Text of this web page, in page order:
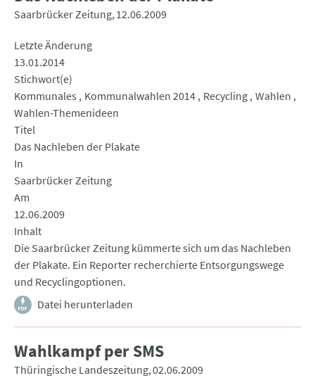
Saarbrücker Zeitung 12.06.2009
Letzte Änderung
13.01.2014
Stichwort(e)
Kommunales
Kommunalwahlen 2014 Recycling Wahlen
Wahlen-Themenideen
Titel
Das Nachleben der Plakate
In
Saarbrücker Zeitung
Am
12.06.2009
Inhalt
Die Saarbrücker Zeitung kümmerte sich um das Nachleben
der Plakate. Ein Reporter recherchierte Entsorgungswege
und Recyclingoptionen.
Datei herunterladen
Wahlkampf per SMS
Thüringische Landeszeitung 02.06.2009